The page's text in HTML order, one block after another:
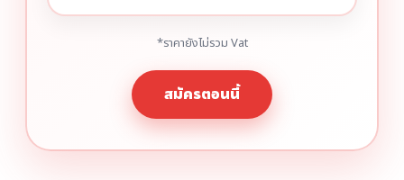
*ราคายังไม่รวม Vat
สมัครตอนนี้